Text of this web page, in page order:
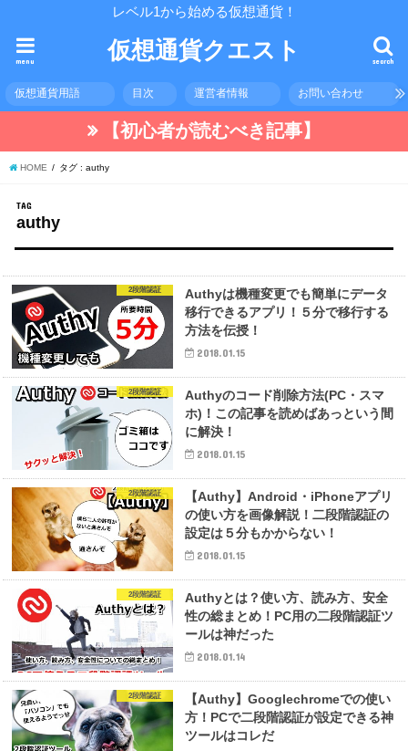
レベル1から始める仮想通貨！
仮想通貨クエスト search
menu
仮想通貨用語 目次 運営者情報 お問い合わせ
【初心者が読むべき記事】
HOME タグ : authy
TAG
authy
2段階認証
Authyは機種変更でも簡単にデータ
移行できるアプリ！５分で移行する
方法を伝授！
2018.01.15
2段階認証
Authyのコード削除方法(PC・スマ
ホ)！この記事を読めばあっという間
に解決！
2018.01.15
2段階認証
【Authy】Android・iPhoneアプリ
の使い方を画像解説！二段階認証の
設定は５分もかからない！
2018.01.15
2段階認証
Authyとは？使い方、読み方、安全
性の総まとめ！PC用の二段階認証ツ
ールは神だった
2018.01.14
2段階認証
【Authy】Googlechromeでの使い
方！PCで二段階認証が設定できる神
ツールはコレだ